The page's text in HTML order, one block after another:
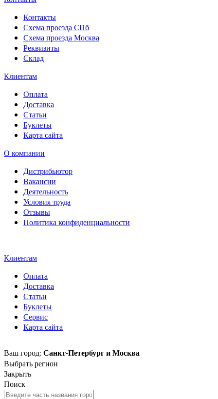
Контакты
Схема проезда СПб
Схема проезда Москва
Реквизиты
Склад
Клиентам
Оплата
Доставка
Статьи
Буклеты
Карта сайта
О компании
Дистрибьютор
Вакансии
Деятельность
Условия труда
Отзывы
Политика конфиденциальности
Клиентам
Оплата
Доставка
Статьи
Буклеты
Сервис
Карта сайта
Ваш город: Санкт-Петербург и Москва
Выбрать регион
Закрыть
Поиск